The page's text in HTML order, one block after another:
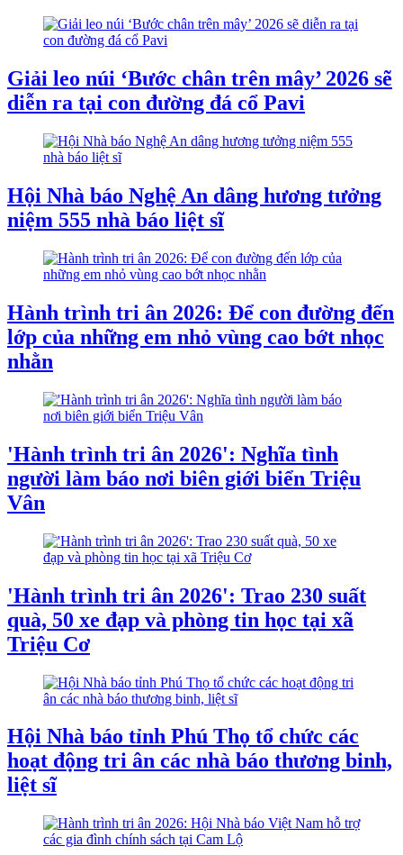
Giải leo núi ‘Bước chân trên mây’ 2026 sẽ
diễn ra tại con đường đá cổ Pavi
Hội Nhà báo Nghệ An dâng hương tưởng
niệm 555 nhà báo liệt sĩ
Hành trình tri ân 2026: Để con đường đến
lớp của những em nhỏ vùng cao bớt nhọc
nhằn
'Hành trình tri ân 2026': Nghĩa tình
người làm báo nơi biên giới biển Triệu
Vân
'Hành trình tri ân 2026': Trao 230 suất
quà, 50 xe đạp và phòng tin học tại xã
Triệu Cơ
Hội Nhà báo tỉnh Phú Thọ tổ chức các
hoạt động tri ân các nhà báo thương binh,
liệt sĩ